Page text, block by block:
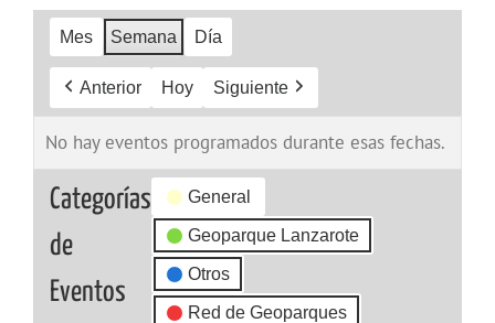
Mes Semana Día
Anterior Hoy Siguiente
No hay eventos programados durante esas fechas.
Categorías
de
Eventos
General
Geoparque Lanzarote
Otros
Red de Geoparques